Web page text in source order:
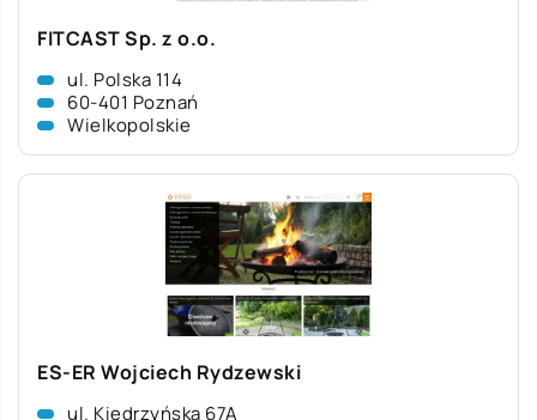
FITCAST Sp. z o.o.
ul. Polska 114
60-401 Poznań
Wielkopolskie
ES-ER Wojciech Rydzewski
ul. Kiedrzyńska 67A